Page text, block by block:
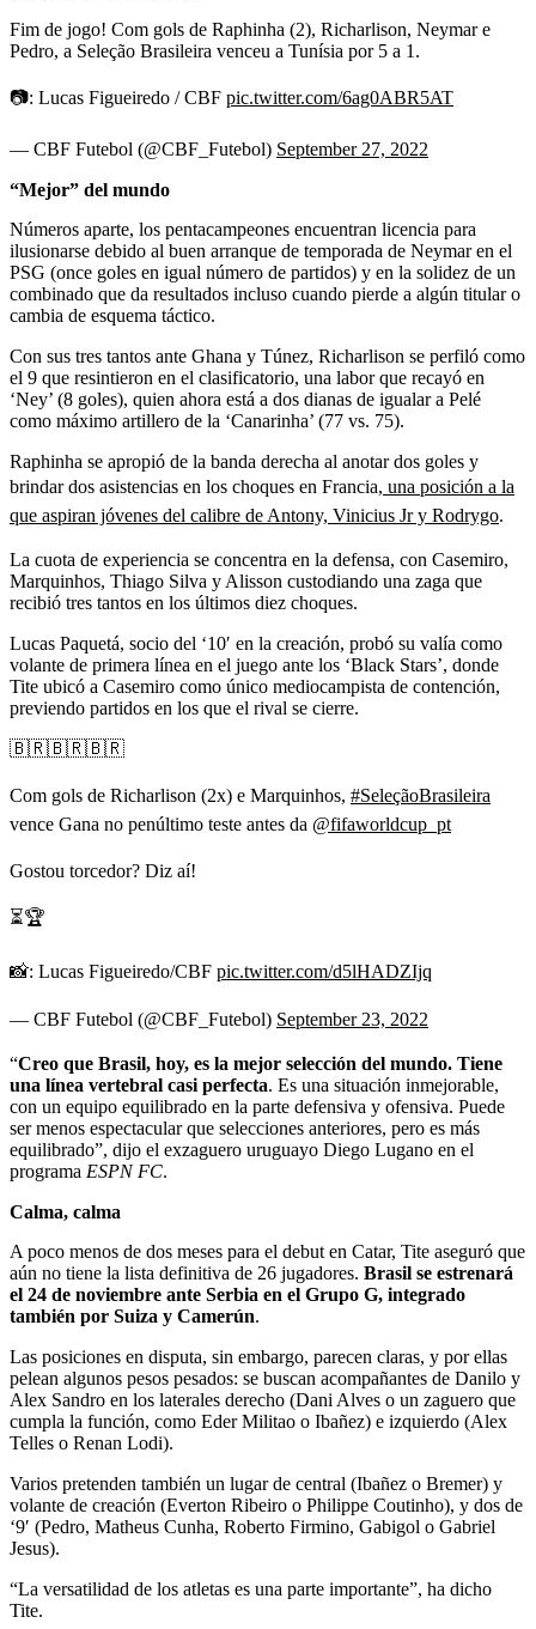
Fim de jogo! Com gols de Raphinha (2), Richarlison, Neymar e
Pedro, a Seleção Brasileira venceu a Tunísia por 5 a 1.
📷: Lucas Figueiredo / CBF pic.twitter.com/6ag0ABR5AT
— CBF Futebol (@CBF_Futebol) September 27, 2022
“Mejor” del mundo
Números aparte, los pentacampeones encuentran licencia para
ilusionarse debido al buen arranque de temporada de Neymar en el
PSG (once goles en igual número de partidos) y en la solidez de un
combinado que da resultados incluso cuando pierde a algún titular o
cambia de esquema táctico.
Con sus tres tantos ante Ghana y Túnez, Richarlison se perfiló como
el 9 que resintieron en el clasificatorio, una labor que recayó en
‘Ney’ (8 goles), quien ahora está a dos dianas de igualar a Pelé
como máximo artillero de la ‘Canarinha’ (77 vs. 75).
Raphinha se apropió de la banda derecha al anotar dos goles y
brindar dos asistencias en los choques en Francia, una posición a la
que aspiran jóvenes del calibre de Antony, Vinicius Jr y Rodrygo.
La cuota de experiencia se concentra en la defensa, con Casemiro,
Marquinhos, Thiago Silva y Alisson custodiando una zaga que
recibió tres tantos en los últimos diez choques.
Lucas Paquetá, socio del ‘10′ en la creación, probó su valía como
volante de primera línea en el juego ante los ‘Black Stars’, donde
Tite ubicó a Casemiro como único mediocampista de contención,
previendo partidos en los que el rival se cierre.
🇧🇷🇧🇷🇧🇷
Com gols de Richarlison (2x) e Marquinhos, #SeleçãoBrasileira
vence Gana no penúltimo teste antes da @fifaworldcup_pt
Gostou torcedor? Diz aí!
⏳🏆
📸: Lucas Figueiredo/CBF pic.twitter.com/d5lHADZIjq
— CBF Futebol (@CBF_Futebol) September 23, 2022
“Creo que Brasil, hoy, es la mejor selección del mundo. Tiene
una línea vertebral casi perfecta. Es una situación inmejorable,
con un equipo equilibrado en la parte defensiva y ofensiva. Puede
ser menos espectacular que selecciones anteriores, pero es más
equilibrado”, dijo el exzaguero uruguayo Diego Lugano en el
programa ESPN FC.
Calma, calma
A poco menos de dos meses para el debut en Catar, Tite aseguró que
aún no tiene la lista definitiva de 26 jugadores. Brasil se estrenará
el 24 de noviembre ante Serbia en el Grupo G, integrado
también por Suiza y Camerún.
Las posiciones en disputa, sin embargo, parecen claras, y por ellas
pelean algunos pesos pesados: se buscan acompañantes de Danilo y
Alex Sandro en los laterales derecho (Dani Alves o un zaguero que
cumpla la función, como Eder Militao o Ibañez) e izquierdo (Alex
Telles o Renan Lodi).
Varios pretenden también un lugar de central (Ibañez o Bremer) y
volante de creación (Everton Ribeiro o Philippe Coutinho), y dos de
‘9′ (Pedro, Matheus Cunha, Roberto Firmino, Gabigol o Gabriel
Jesus).
“La versatilidad de los atletas es una parte importante”, ha dicho
Tite.